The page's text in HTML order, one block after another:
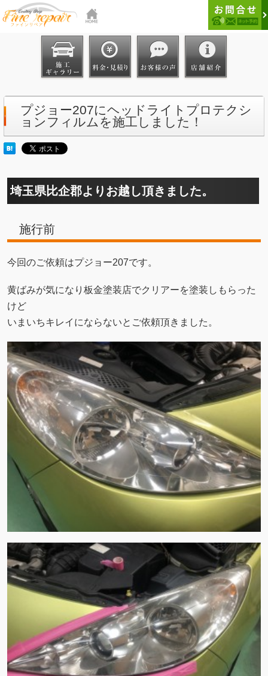
プジョー207にヘッドライトプロテクシ
ョンフィルムを施工しました！
埼玉県比企郡よりお越し頂きました。
施行前
今回のご依頼はプジョー207です。
黄ばみが気になり板金塗装店でクリアーを塗装しもらった
けど
いまいちキレイにならないとご依頼頂きました。